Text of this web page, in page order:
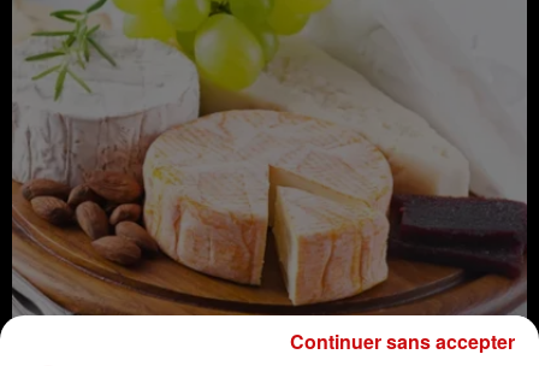
Continuer sans accepter